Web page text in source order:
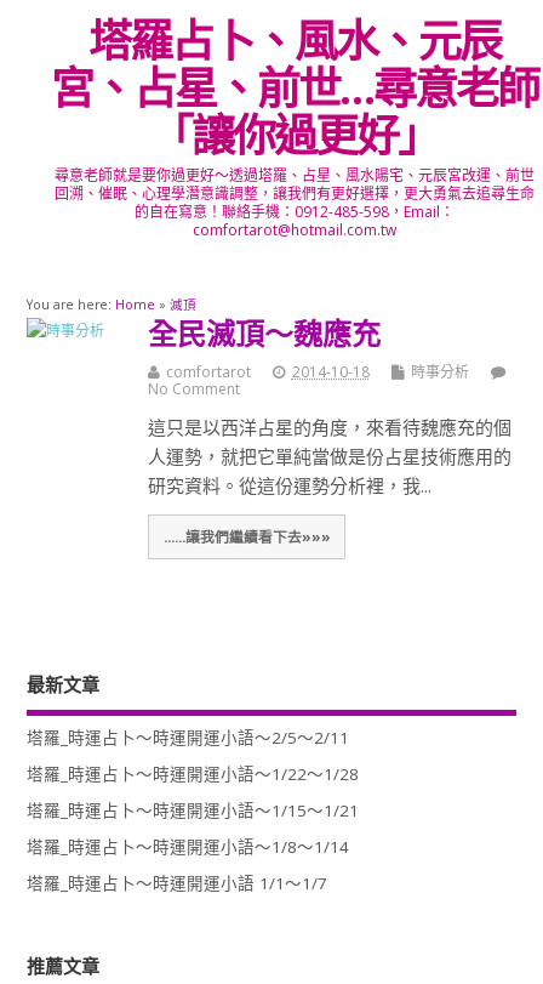
塔羅占卜、風水、元辰
宮、占星、前世…尋意老師
「讓你過更好」
尋意老師就是要你過更好～透過塔羅、占星、風水陽宅、元辰宮改運、前世
回溯、催眠、心理學潛意識調整，讓我們有更好選擇，更大勇氣去追尋生命
的自在寫意！聯絡手機：0912-485-598，Email：
comfortarot@hotmail.com.tw
You are here: Home » 滅頂
全民滅頂～魏應充
comfortarot 2014-10-18
時事分析
No Comment
這只是以西洋占星的角度，來看待魏應充的個
人運勢，就把它單純當做是份占星技術應用的
研究資料。從這份運勢分析裡，我...
......讓我們繼續看下去»»»
最新文章
塔羅_時運占卜～時運開運小語～2/5～2/11
塔羅_時運占卜～時運開運小語～1/22～1/28
塔羅_時運占卜～時運開運小語～1/15～1/21
塔羅_時運占卜～時運開運小語～1/8～1/14
塔羅_時運占卜～時運開運小語 1/1～1/7
推薦文章